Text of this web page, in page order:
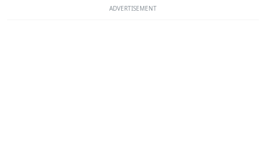
ADVERTISEMENT